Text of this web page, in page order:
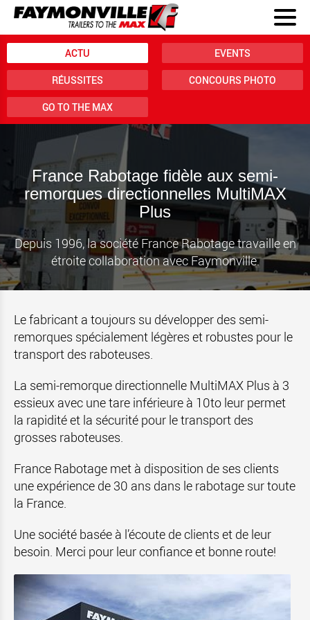
ACTU EVENTS
RÉUSSITES CONCOURS PHOTO
GO TO THE MAX
France Rabotage fidèle aux semi-
remorques directionnelles MultiMAX
Plus
Depuis 1996, la société France Rabotage travaille en
étroite collaboration avec Faymonville.
Le fabricant a toujours su développer des semi-
remorques spécialement légères et robustes pour le
transport des raboteuses.
La semi-remorque directionnelle MultiMAX Plus à 3
essieux avec une tare inférieure à 10to leur permet
la rapidité et la sécurité pour le transport des
grosses raboteuses.
France Rabotage met à disposition de ses clients
une expérience de 30 ans dans le rabotage sur toute
la France.
Une société basée à l’écoute de clients et de leur
besoin. Merci pour leur confiance et bonne route!